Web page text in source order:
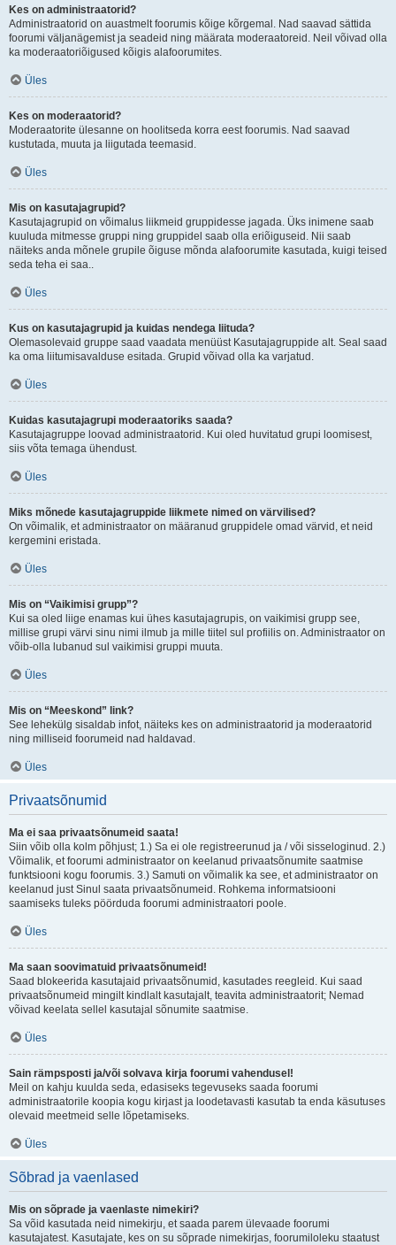
Kes on administraatorid?
Administraatorid on auastmelt foorumis kõige kõrgemal. Nad saavad sättida
foorumi väljanägemist ja seadeid ning määrata moderaatoreid. Neil võivad olla
ka moderaatoriõigused kõigis alafoorumites.
Üles
Kes on moderaatorid?
Moderaatorite ülesanne on hoolitseda korra eest foorumis. Nad saavad
kustutada, muuta ja liigutada teemasid.
Üles
Mis on kasutajagrupid?
Kasutajagrupid on võimalus liikmeid gruppidesse jagada. Üks inimene saab
kuuluda mitmesse gruppi ning gruppidel saab olla eriõiguseid. Nii saab
näiteks anda mõnele grupile õiguse mõnda alafoorumite kasutada, kuigi teised
seda teha ei saa..
Üles
Kus on kasutajagrupid ja kuidas nendega liituda?
Olemasolevaid gruppe saad vaadata menüüst Kasutajagruppide alt. Seal saad
ka oma liitumisavalduse esitada. Grupid võivad olla ka varjatud.
Üles
Kuidas kasutajagrupi moderaatoriks saada?
Kasutajagruppe loovad administraatorid. Kui oled huvitatud grupi loomisest,
siis võta temaga ühendust.
Üles
Miks mõnede kasutajagruppide liikmete nimed on värvilised?
On võimalik, et administraator on määranud gruppidele omad värvid, et neid
kergemini eristada.
Üles
Mis on “Vaikimisi grupp”?
Kui sa oled liige enamas kui ühes kasutajagrupis, on vaikimisi grupp see,
millise grupi värvi sinu nimi ilmub ja mille tiitel sul profiilis on. Administraator on
võib-olla lubanud sul vaikimisi gruppi muuta.
Üles
Mis on “Meeskond” link?
See lehekülg sisaldab infot, näiteks kes on administraatorid ja moderaatorid
ning milliseid foorumeid nad haldavad.
Üles
Privaatsõnumid
Ma ei saa privaatsõnumeid saata!
Siin võib olla kolm põhjust; 1.) Sa ei ole registreerunud ja / või sisseloginud. 2.)
Võimalik, et foorumi administraator on keelanud privaatsõnumite saatmise
funktsiooni kogu foorumis. 3.) Samuti on võimalik ka see, et administraator on
keelanud just Sinul saata privaatsõnumeid. Rohkema informatsiooni
saamiseks tuleks pöörduda foorumi administraatori poole.
Üles
Ma saan soovimatuid privaatsõnumeid!
Saad blokeerida kasutajaid privaatsõnumid, kasutades reegleid. Kui saad
privaatsõnumeid mingilt kindlalt kasutajalt, teavita administraatorit; Nemad
võivad keelata sellel kasutajal sõnumite saatmise.
Üles
Sain rämpsposti ja/või solvava kirja foorumi vahendusel!
Meil on kahju kuulda seda, edasiseks tegevuseks saada foorumi
administraatorile koopia kogu kirjast ja loodetavasti kasutab ta enda käsutuses
olevaid meetmeid selle lõpetamiseks.
Üles
Sõbrad ja vaenlased
Mis on sõprade ja vaenlaste nimekiri?
Sa võid kasutada neid nimekirju, et saada parem ülevaade foorumi
kasutajatest. Kasutajate, kes on su sõprade nimekirjas, foorumiloleku staatust